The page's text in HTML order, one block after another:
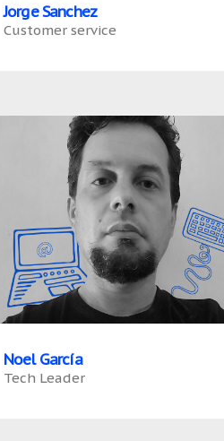
Jorge Sanchez
Customer service
Noel García
Tech Leader